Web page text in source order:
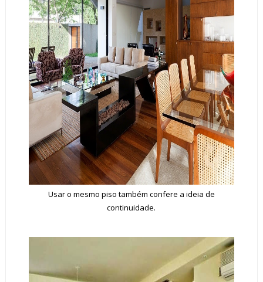
Usar o mesmo piso também confere a ideia de
continuidade.